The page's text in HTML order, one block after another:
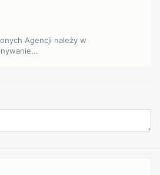
Agencji należy w